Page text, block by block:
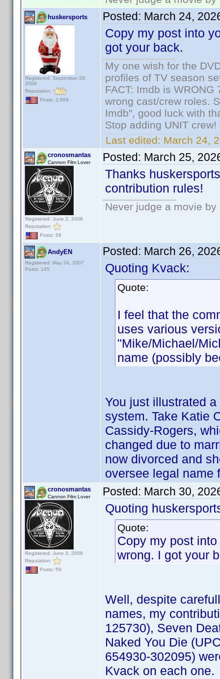
huskersports
Registered: September 29,
2008
Reputation:
Posts: 2,669
Posted: March 24,
Copy my post into
got your back.
My one wish for the
profiles of TV season
FACT: Imdb is
wrong cast/crew roles.
Imdb", good luck with
Stop adding UNIT
Last edited: March 24,
cronosmantas
Cannon Film Lover
Registered: June 2, 2008
Reputation:
Posts: 59
Posted: March 25,
Thanks
contribution rules!
Never judge a movie
AndyEN
Registered: May 24, 2007
Posts: 145
Posted: March 26,
Quoting Kvack:
Quote:
I feel that the
uses various
"Mike/Michael/
name (possibly
You just illustrated
system. Take Katie
Cassidy-Rogers,
changed due to
now divorced and
oversee legal name
cronosmantas
Cannon Film Lover
Registered: June 2, 2008
Reputation:
Posts: 59
Posted: March 30,
Quoting
Quote:
Copy my post
wrong. I got your
Well, despite
names, my
125730), Seven
Naked You Die
654930-302095)
Kvack on each one.